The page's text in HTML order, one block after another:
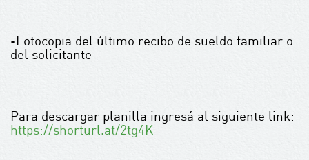
-Fotocopia del último recibo de sueldo familiar o
del solicitante
Para descargar planilla ingresá al siguiente link:
https://shorturl.at/2tg4K